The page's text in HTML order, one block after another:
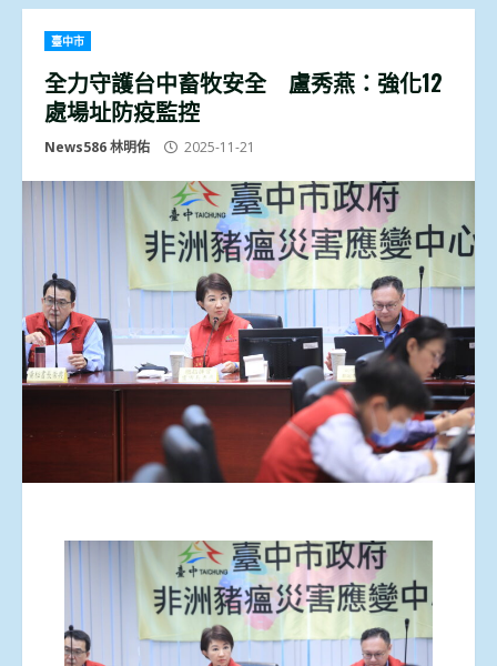
臺中市
全力守護台中畜牧安全 盧秀燕：強化12
處場址防疫監控
News586 林明佑 2025-11-21